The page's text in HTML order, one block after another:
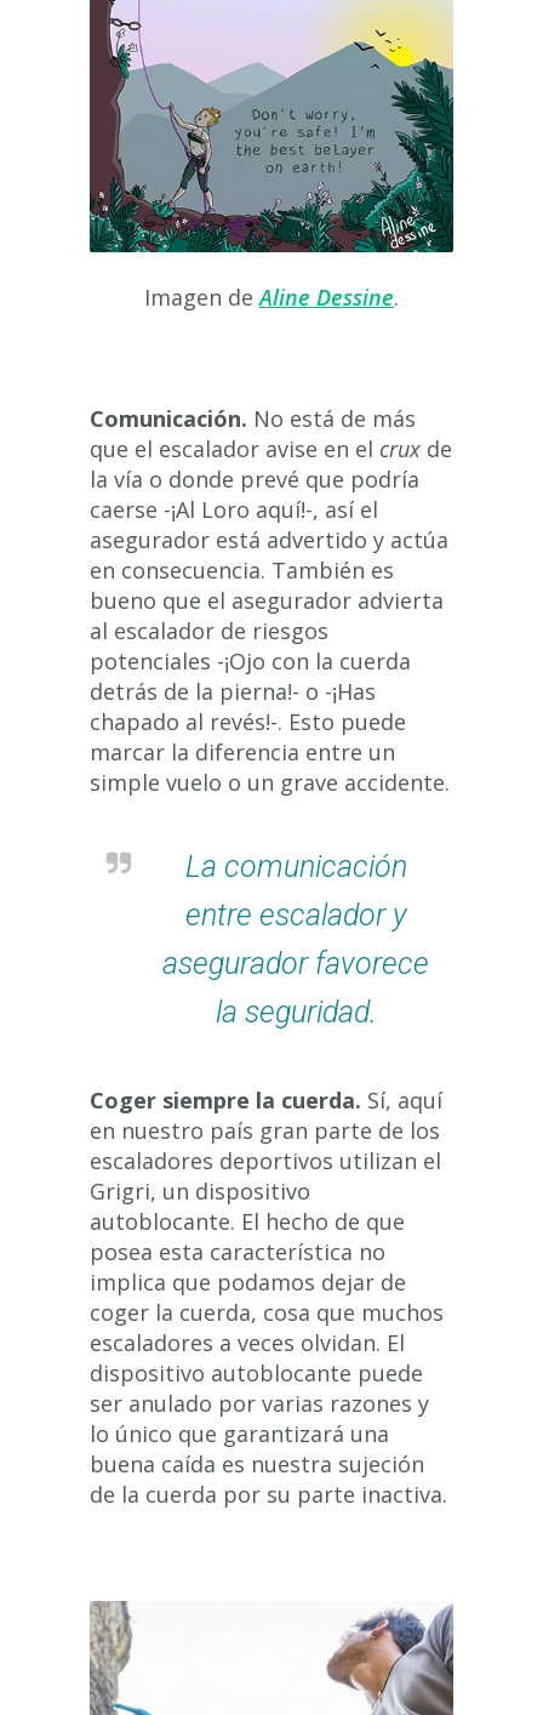
Imagen deAline Dessine.
Comunicación. No está de más
que el escalador avise en el crux de
la vía o donde prevé que podría
caerse -¡Al Loro aquí!-, así el
asegurador está advertido y actúa
en consecuencia. También es
bueno que el asegurador advierta
al escalador de riesgos
potenciales -¡Ojo con la cuerda
detrás de la pierna!- o -¡Has
chapado al revés!-. Esto puede
marcar la diferencia entre un
simple vuelo o un grave accidente.
La comunicación
entre escalador y
asegurador favorece
la seguridad.
Coger siempre la cuerda. Sí, aquí
en nuestro país gran parte de los
escaladores deportivos utilizan el
Grigri, un dispositivo
autoblocante. El hecho de que
posea esta característica no
implica que podamos dejar de
coger la cuerda, cosa que muchos
escaladores a veces olvidan. El
dispositivo autoblocante puede
ser anulado por varias razones y
lo único que garantizará una
buena caída es nuestra sujeción
de la cuerda por su parte inactiva.